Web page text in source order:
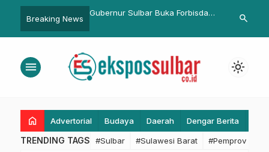
Breaking News
HIPMI Apresiasi
Ekonomi Sulbar
Gubernur Sulbar Ingatkan
Tengah Situasi Bangsa
2025 oleh
search
menu light_mode
home Advertorial Budaya Daerah Dengar Berita
TRENDING TAGS #Sulbar #Sulawesi Barat #Pemprov